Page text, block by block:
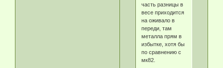
часть разницы в
весе приходится
на оживало в
переди, там
металла прям в
избытке, хотя бы
по сравнению с
мк82.